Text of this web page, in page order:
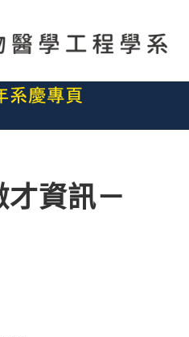
資訊－